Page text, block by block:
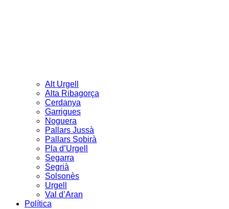
Alt Urgell
Alta Ribagorça
Cerdanya
Garrigues
Noguera
Pallars Jussà
Pallars Sobirà
Pla d’Urgell
Segarra
Segrià
Solsonès
Urgell
Val d’Aran
Política